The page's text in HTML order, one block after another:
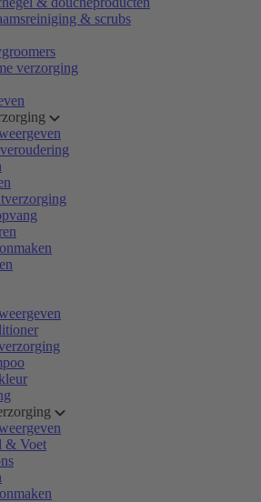
& scrubs
verzorging
& Voet